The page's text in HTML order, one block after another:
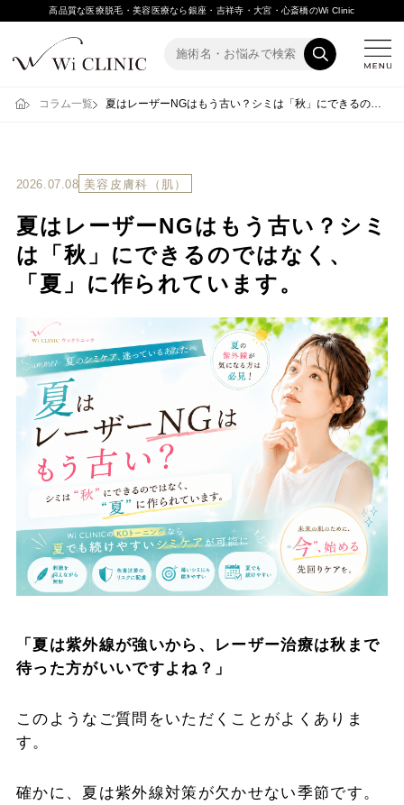
高品質な医療脱毛・美容医療なら銀座・吉祥寺・大宮・心斎橋のWi Clinic
コラム一覧 夏はレーザーNGはもう古い？シミは「秋」にできるのではなく、「夏」に作られています。
2026.07.08 美容皮膚科（肌）
夏はレーザーNGはもう古い？シミ
は「秋」にできるのではなく、
「夏」に作られています。
「夏は紫外線が強いから、レーザー治療は秋まで
待った方がいいですよね？」
このようなご質問をいただくことがよくありま
す。
確かに、夏は紫外線対策が欠かせない季節です。